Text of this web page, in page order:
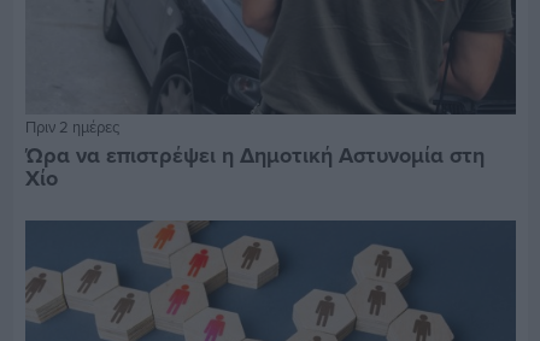
Πριν 2 ημέρες
Ώρα να επιστρέψει η Δημοτική Αστυνομία στη
Χίο